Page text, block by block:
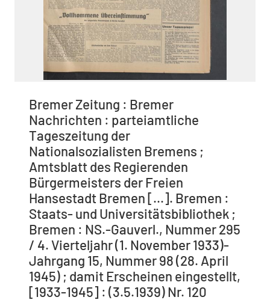
Bremer Zeitung : Bremer
Nachrichten : parteiamtliche
Tageszeitung der
Nationalsozialisten Bremens ;
Amtsblatt des Regierenden
Bürgermeisters der Freien
Hansestadt Bremen [...]. Bremen :
Staats- und Universitätsbibliothek ;
Bremen : NS.-Gauverl., Nummer 295
/ 4. Vierteljahr (1. November 1933)-
Jahrgang 15, Nummer 98 (28. April
1945) ; damit Erscheinen eingestellt,
[1933-1945] : (3.5.1939) Nr. 120